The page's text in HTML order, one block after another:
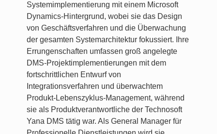
Systemimplementierung mit einem Microsoft
Dynamics-Hintergrund, wobei sie das Design
von Geschäftsverfahren und die Überwachung
der gesamten Systemarchitektur fokussiert. Ihre
Errungenschaften umfassen groß angelegte
DMS-Projektimplementierungen mit dem
fortschrittlichen Entwurf von
Integrationsverfahren und überwachtem
Produkt-Lebenszyklus-Management, während
sie als Produktverantwortliche der Technosoft
Yana DMS tätig war. Als General Manager für